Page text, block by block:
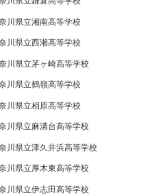
川県立湘南高等学校
川県立西湘高等学校
川県立茅ヶ崎高等学校
川県立鶴嶺高等学校
川県立相原高等学校
川県立麻溝台高等学校
川県立津久井浜高等学校
川県立厚木東高等学校
川県立伊志田高等学校